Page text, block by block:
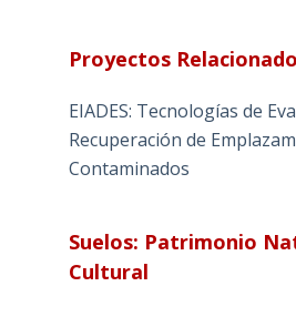
Proyectos
EIADES: Tecnologías de
Recuperación de
Contaminados
Suelos: Patrimonio
Cultural